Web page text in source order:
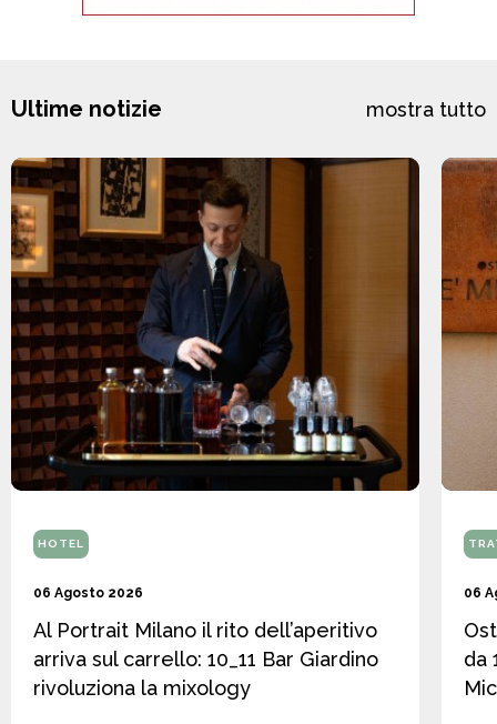
Ultime notizie mostra tutto
HOTEL
06 Agosto 2026
Al Portrait Milano il rito dell’aperitivo
arriva sul carrello: 10_11 Bar Giardino
rivoluziona la mixology
06
da